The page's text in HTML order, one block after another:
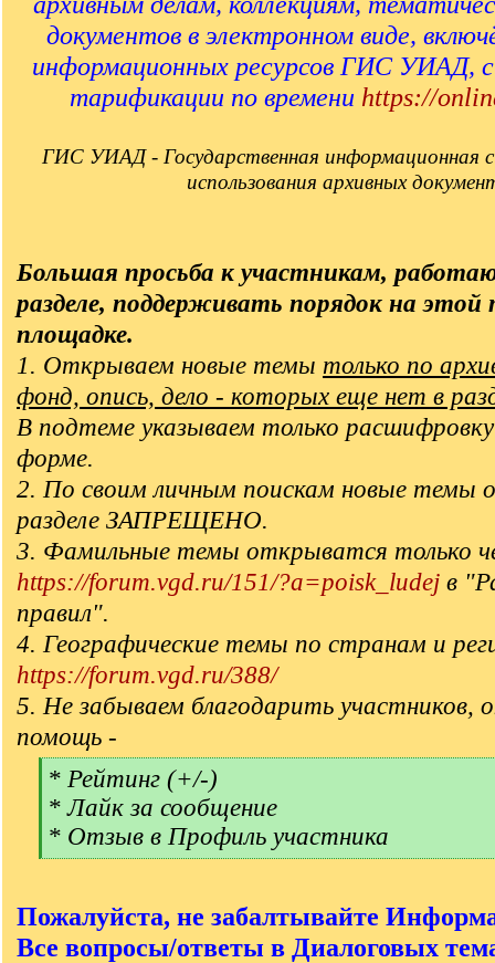
документов в электронном виде,
информационных ресурсов ГИС УИАД,
тарификации по времени https://
ГИС УИАД - Государственная информационная
использования архивных
Большая просьба к участникам,
разделе, поддерживать порядок на этой
площадке.
1. Открываем новые темы только по
фонд, опись, дело - которых еще нет в
В подтеме указываем только
форме.
2. По своим личным поискам новые темы
разделе ЗАПРЕЩЕНО.
3. Фамильные темы открыватся только
https://forum.vgd.ru/151/?a=poisk_ludej в
правил".
4. Географические темы по странам и
https://forum.vgd.ru/388/
5. Не забываем благодарить участников,
помощь -
[
]
* Рейтинг (+/-)
* Лайк за сообщение
* Отзыв в Профиль участника
[
]
Пожалуйста, не забалтывайте
Все вопросы/ответы в Диалоговых